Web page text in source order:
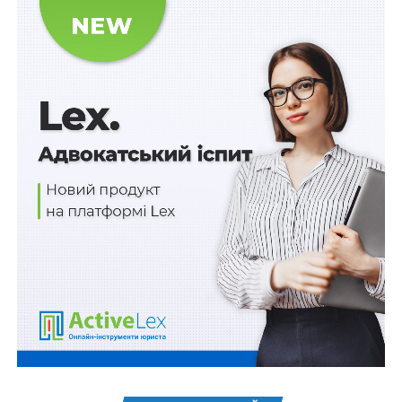
– для юридичної особи – найменування,
місцезнаходження, ідентифікаційний код юридичної
особи згідно з ЄДРПОУ, контактні дані (номер
телефону, факсу, адреса електронної пошти);
– для фізичної особи – підприємця, фізичної особи –
прізвище (за наявності), власне ім’я, по батькові (за
наявності), реєстраційний номер облікової картки
платника податків або серія (за наявності) і номер
паспорта громадянина України (для осіб, які через
свої релігійні переконання відмовляються від
прийняття реєстраційного номера облікової картки
платника податків та повідомили про це відповідний
контролюючий орган і мають відмітку в паспорті
громадянина України), унікальний номер запису в
Єдиному державному демографічному реєстрі (за
наявності), задеклароване/зареєстроване місце